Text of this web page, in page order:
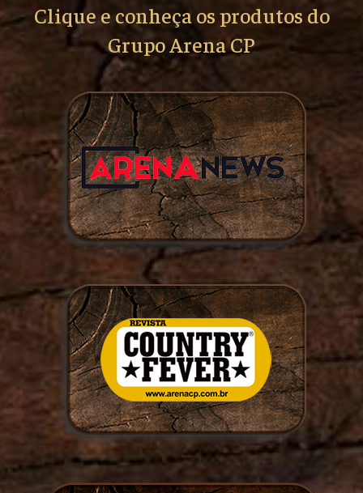
Clique e conheça os produtos do
Grupo Arena CP